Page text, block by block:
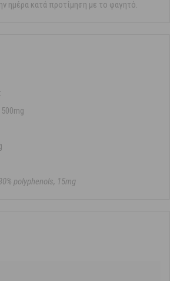
ημέρα κατά προτίμηση με το φαγητό.
polyphenols, 15mg